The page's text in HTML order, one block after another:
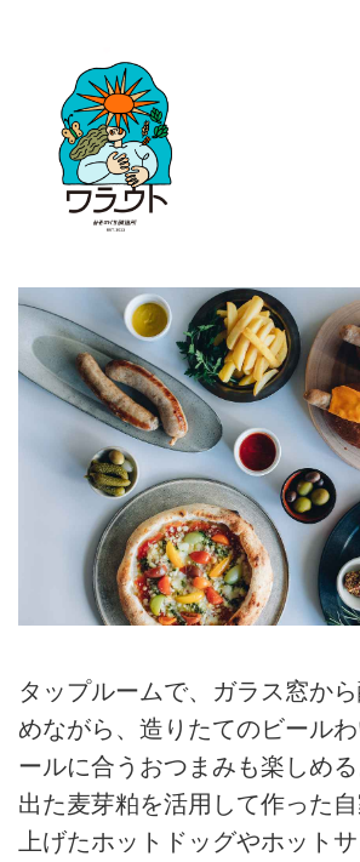
タップルームで、ガラス窓か
めながら、造りたてのビール
ールに合うおつまみも楽しめ
出た麦芽粕を活用して作った
上げたホットドッグやホット